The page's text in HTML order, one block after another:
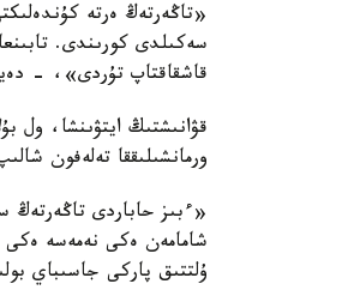
«تاڭەرتەڭ ەرتە
سەكىلدى كورىندى.
قاشقاقتاپ تۇردى»، -
قۋانىشتىڭ ايتۋىنشا، ول
ورمانشىلىققا تەلەفون
«ءبىز حاباردى تاڭەرتەڭ
شامامەن ەكى نەمەسە ەكى
ۇلتتىق پاركى جاسىباي